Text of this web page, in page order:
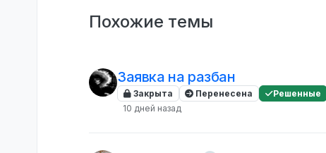
Похожие темы
Заявка на разбан
Закрыта Перенесена Решенные
10 дней назад